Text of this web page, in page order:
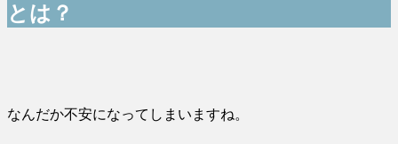
とは？
なんだか不安になってしまいますね。